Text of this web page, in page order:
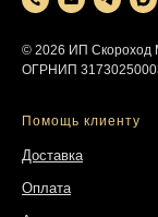
© 2026 ИП Скороход
ОГРНИП
Помощь клиенту
Доставка
Оплата